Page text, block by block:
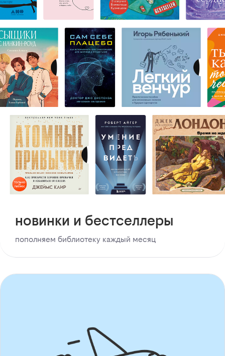
новинки и бестселлеры
пополняем библиотеку каждый месяц